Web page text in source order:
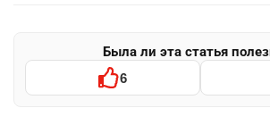
Была ли эта статья
6